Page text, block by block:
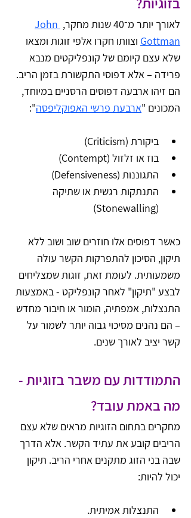
לאורך יותר מ־40 שנות מחקר,
John
Gottman וצוותו חקרו אלפי זוגות ומצאו
שלא עצם קיומם של קונפליקטים מנבא
פרידה – אלא דפוסי התקשורת בזמן הריב.
הם זיהו ארבעה דפוסים הרסניים במיוחד,
המכונים "ארבעת פרשי האפוקליפסה":
ביקורת (Criticism)
בוז או זלזול (Contempt)
התגוננות (Defensiveness)
התנתקות רגשית או שתיקה
(Stonewalling)
כאשר דפוסים אלו חוזרים שוב ושוב ללא
תיקון, הסיכון להתפרקות הקשר עולה
משמעותית. לעומת זאת, זוגות שמצליחים
לבצע "תיקון" לאחר קונפליקט - באמצעות
התנצלות, אמפתיה, הומור או חיבור מחדש
– הם נהנים מסיכוי גבוה יותר לשמור על
קשר יציב לאורך שנים.
התמודדות עם משבר בזוגיות -
מה באמת עובד?
מחקרים בתחום הזוגיות מראים שלא עצם
הריבים קובע את עתיד הקשר. אלא הדרך
שבה בני הזוג מתקנים אחרי הריב. תיקון
יכול להיות:
התנצלות אמיתית.